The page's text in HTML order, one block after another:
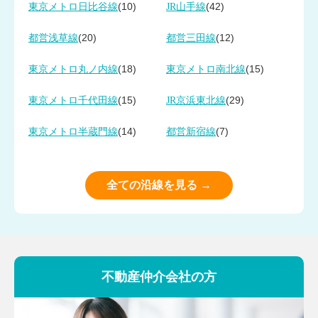
東京メトロ日比谷線(10) JR山手線(42)
都営浅草線(20) 都営三田線(12)
東京メトロ丸ノ内線(18) 東京メトロ南北線(15)
東京メトロ千代田線(15) JR京浜東北線(29)
東京メトロ半蔵門線(14) 都営新宿線(7)
全ての沿線を見る →
不動産仲介会社の方